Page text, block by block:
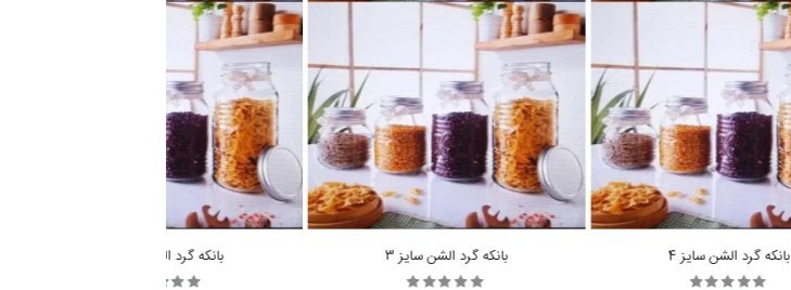
بانکه گرد الشن سایز 4
بانکه گرد الشن سایز 3
بانکه گرد الشن سایز 2